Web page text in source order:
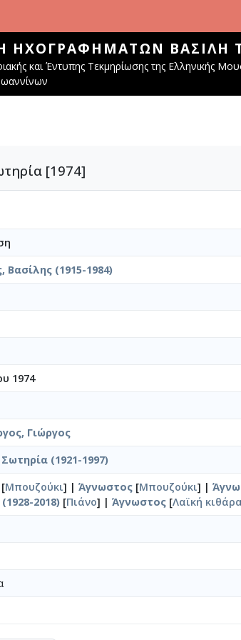
ΗΧΟΓΡΑΦΗΜΆΤΩΝ ΒΑΣΊΛΗ
και Έντυπης Τεκμηρίωσης της Ελληνικής
[1974]
Βασίλης (1915-1984)
1974
Γιώργος
(1921-1997)
[Μπουζούκι] | Άγνωστος [Μπουζούκι] |
2018) [Πιάνο] | Άγνωστος [Λαϊκή κιθάρα